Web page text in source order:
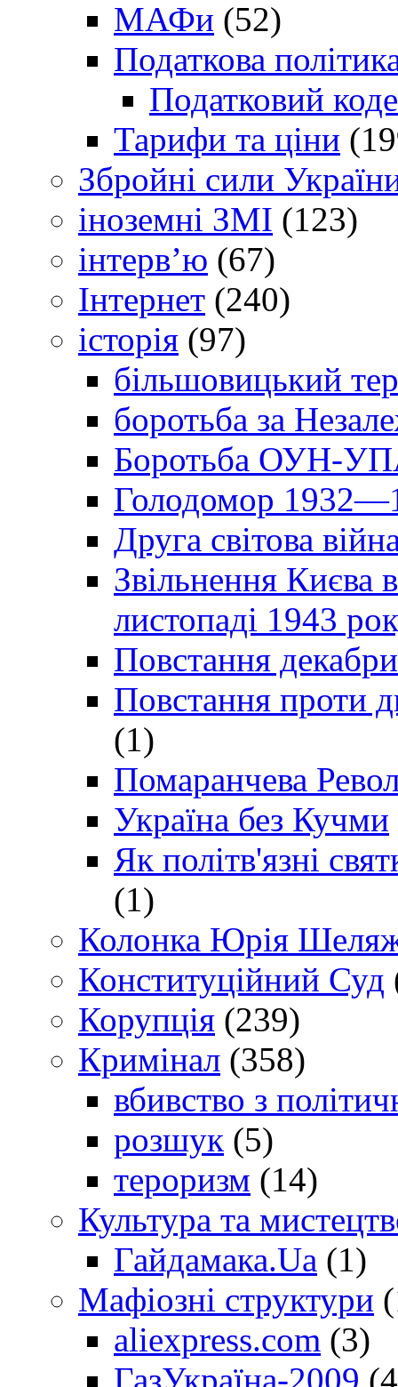
МАФи (52)
Податкова
Податковий
Тарифи та ціни
Збройні сили
іноземні ЗМІ (123)
інтерв’ю (67)
Інтернет (240)
історія (97)
більшовицький
боротьба за
Боротьба ОУН-УПА
Голодомор
Друга світова
Звільнення Києва
листопаді 1943
Повстання
Повстання проти
(1)
Помаранчева
Україна без Кучми
Як політв'язні
(1)
Колонка Юрія
Конституційний Суд
Корупція (239)
Кримінал (358)
вбивство з
розшук (5)
тероризм (14)
Культура та
Гайдамака.Ua (1)
Мафіозні структури
aliexpress.com (3)
ГазУкраїна-2009